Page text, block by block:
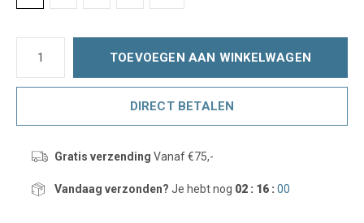
TOEVOEGEN AAN WINKELWAGEN
DIRECT BETALEN
Gratis verzending Vanaf €75,-
Vandaag verzonden? Je hebt nog 02 : 16 :00